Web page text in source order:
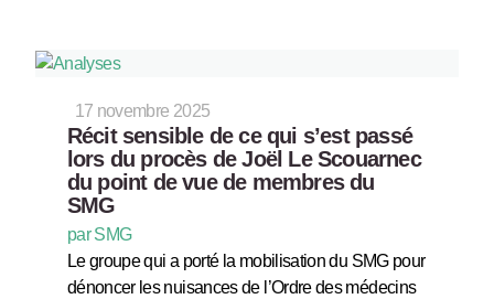
17 novembre 2025
Récit sensible de ce qui s’est passé
lors du procès de Joël Le Scouarnec
du point de vue de membres du
SMG
par SMG
Le groupe qui a porté la mobilisation du SMG pour
dénoncer les nuisances de l’Ordre des médecins